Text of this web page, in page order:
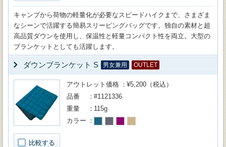
キャンプから荷物の軽量化が必要なスピードハイクまで、さまざま
なシーンで活躍する簡易スリーピングバッグです。独自の素材と超
高品質ダウンを使用し、保温性と軽量コンパクト性を両立。大型の
ブランケットとしても活躍します。
ダウンブランケット S 男女兼用 OUTLET
比較する
アウトレット価格
¥5,200（税込）
品番
#1121336
重量
115g
カラー